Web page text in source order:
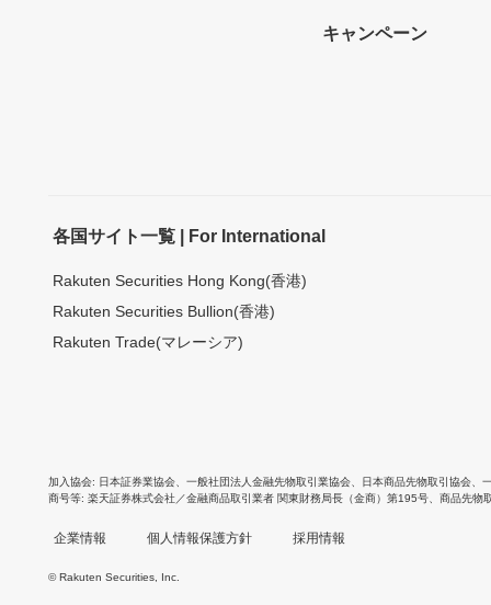
キャンペーン
各国サイト一覧 | For International
Rakuten Securities Hong Kong(香港)
Rakuten Securities Bullion(香港)
Rakuten Trade(マレーシア)
加入協会 日本証券業協会 一般社団法人金融先物取引業協会 日本商品先物取引協会
商号等 楽天証券株式会社／金融商品取引業者 関東財務局長（金商）第195号、商品先物
企業情報 個人情報保護方針 採用情報
© Rakuten Securities, Inc.